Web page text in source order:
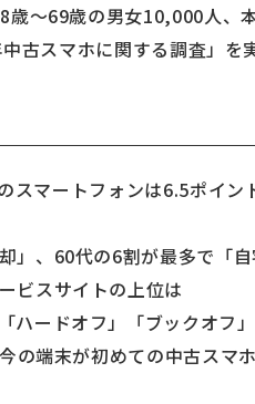
～69歳の男女10,000人、
スマホに関する調査」を
マートフォンは6.5ポイン
、60代の6割が最多で「自
ビスサイトの上位は
ードオフ」「ブックオフ」
端末が初めての中古スマ